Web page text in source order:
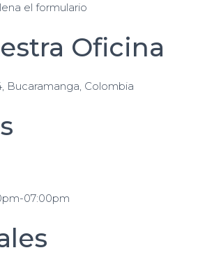
el formulario
Oficina
Bucaramanga, Colombia
07:00pm